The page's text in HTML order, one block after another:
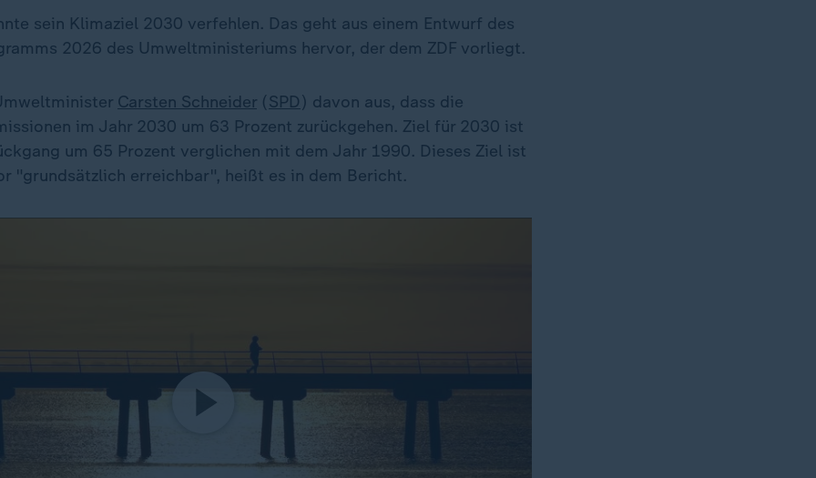
sein Klimaziel 2030 verfehlen. Das geht aus einem Entwurf des
2026 des Umweltministeriums hervor, der dem ZDF vorliegt.
Carsten Schneider (SPD) davon aus, dass die
im Jahr 2030 um 63 Prozent zurückgehen. Ziel für 2030 ist
um 65 Prozent verglichen mit dem Jahr 1990. Dieses Ziel ist
"grundsätzlich erreichbar", heißt es in dem Bericht.